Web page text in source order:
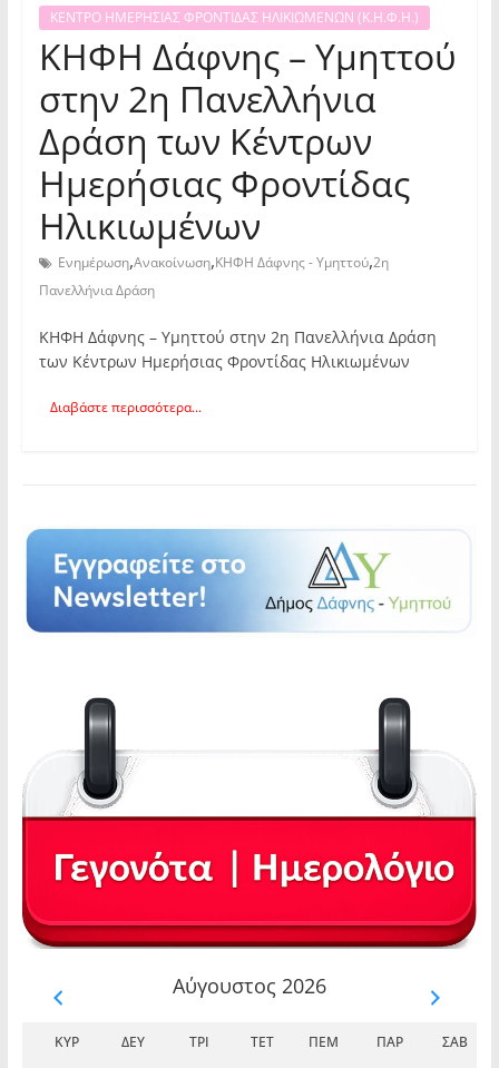
ΚΕΝΤΡΟ ΗΜΕΡΗΣΙΑΣ ΦΡΟΝΤΙΔΑΣ ΗΛΙΚΙΩΜΕΝΩΝ (Κ.Η.Φ.Η.)
ΚΗΦΗ Δάφνης – Υμηττού
στην 2η Πανελλήνια
Δράση των Κέντρων
Ημερήσιας Φροντίδας
Ηλικιωμένων
Ενημέρωση,Ανακοίνωση,ΚΗΦΗ Δάφνης - Υμηττού,2η
Πανελλήνια Δράση
ΚΗΦΗ Δάφνης – Υμηττού στην 2η Πανελλήνια Δράση
των Κέντρων Ημερήσιας Φροντίδας Ηλικιωμένων
Διαβάστε περισσότερα...
Αύγουστος 2026
ΚΥΡ ΔΕΥ ΤΡΊ ΤΕΤ ΠΈΜ ΠΑΡ ΣΆΒ